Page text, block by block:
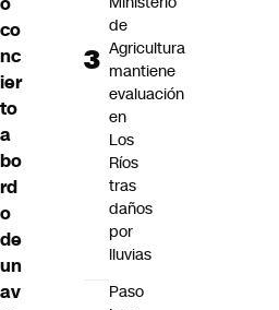
co
nc
ier
to
a
bo
rd
o
de
un
av
de
Agricultura
mantiene
evaluación
en
Los
Ríos
tras
daños
por
lluvias
Paso